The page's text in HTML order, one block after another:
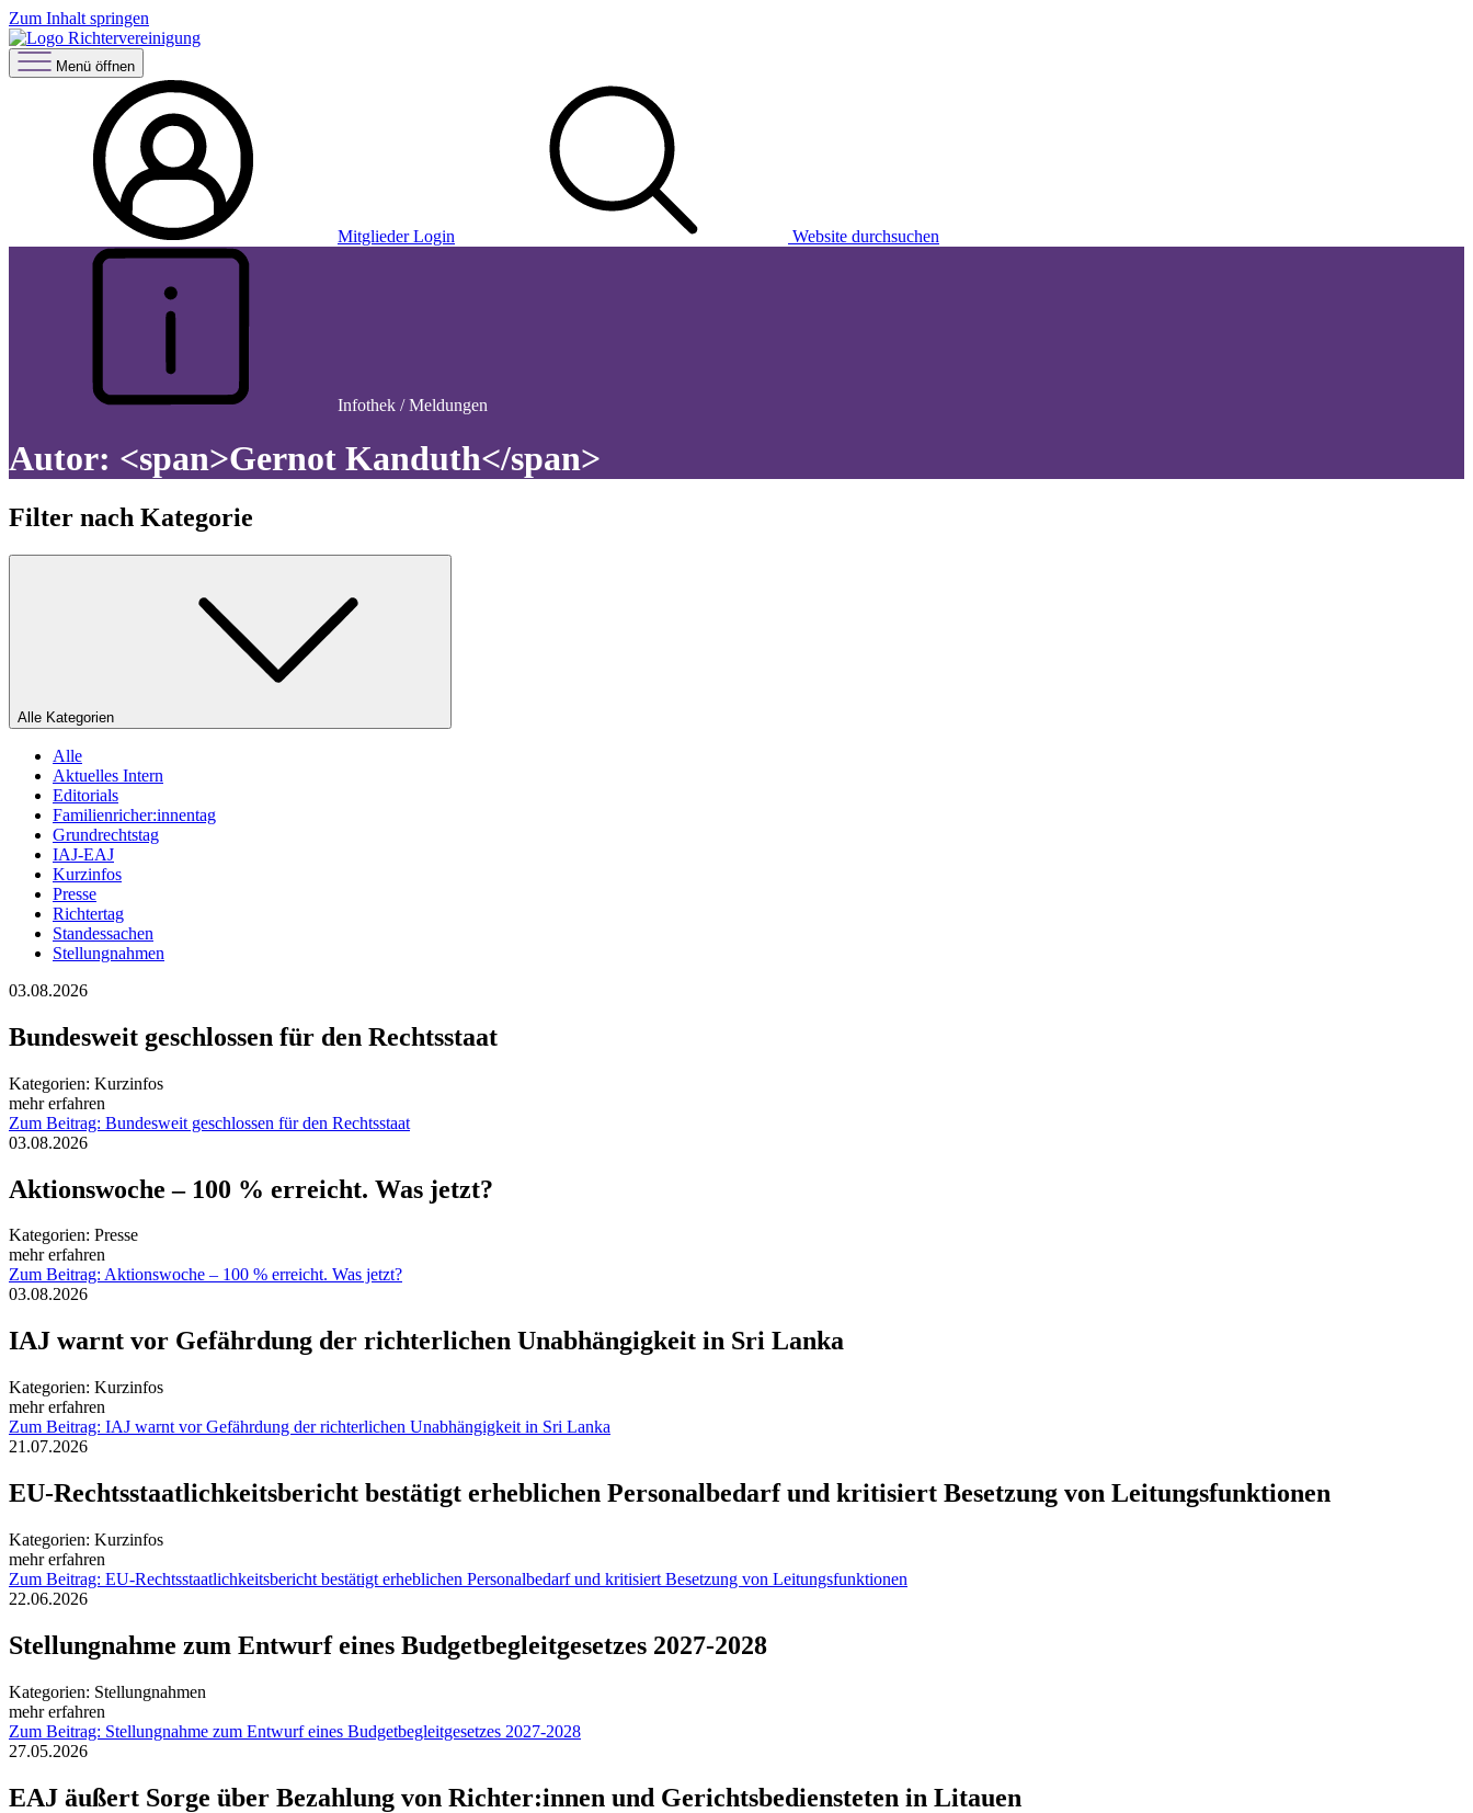
Zum Inhalt springen
Menü öffnen
Mitglieder Login Website durchsuchen
Infothek / Meldungen
Autor: <span>Gernot Kanduth</span>
Filter nach Kategorie
Alle Kategorien
Alle
Aktuelles Intern
Editorials
Familienricher:innentag
Grundrechtstag
IAJ-EAJ
Kurzinfos
Presse
Richtertag
Standessachen
Stellungnahmen
03.08.2026
Bundesweit geschlossen für den Rechtsstaat
Kategorien: Kurzinfos
mehr erfahren
Zum Beitrag: Bundesweit geschlossen für den Rechtsstaat
03.08.2026
Aktionswoche – 100 % erreicht. Was jetzt?
Kategorien: Presse
mehr erfahren
Zum Beitrag: Aktionswoche – 100 % erreicht. Was jetzt?
03.08.2026
IAJ warnt vor Gefährdung der richterlichen Unabhängigkeit in Sri Lanka
Kategorien: Kurzinfos
mehr erfahren
Zum Beitrag: IAJ warnt vor Gefährdung der richterlichen Unabhängigkeit in Sri Lanka
21.07.2026
EU-Rechtsstaatlichkeitsbericht bestätigt erheblichen Personalbedarf und kritisiert Besetzung von Leitungsfunktionen
Kategorien: Kurzinfos
mehr erfahren
Zum Beitrag: EU-Rechtsstaatlichkeitsbericht bestätigt erheblichen Personalbedarf und kritisiert Besetzung von Leitungsfunktionen
22.06.2026
Stellungnahme zum Entwurf eines Budgetbegleitgesetzes 2027-2028
Kategorien: Stellungnahmen
mehr erfahren
Zum Beitrag: Stellungnahme zum Entwurf eines Budgetbegleitgesetzes 2027-2028
27.05.2026
EAJ äußert Sorge über Bezahlung von Richter:innen und Gerichtsbediensteten in Litauen